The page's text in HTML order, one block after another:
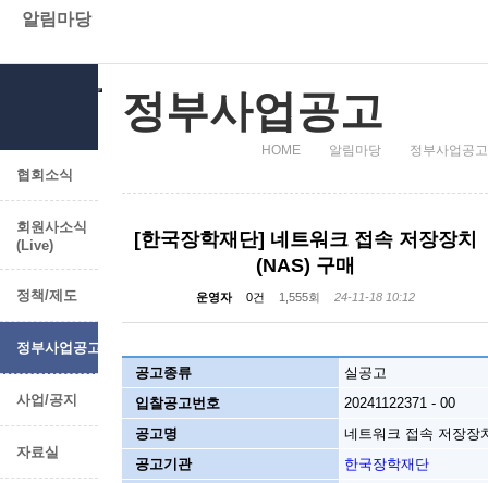
알림마당
정부사업공고
HOME 알림마당 정부사업공고
[한국장학재단] 네트워크 접속 저장장치
(NAS) 구매
운영자 0건 1,555회 24-11-18 10:12
공고종류
실공고
입찰공고번호
20241122371 - 00
공고명
네트워크 접속 저장장
공고기관
한국장학재단
알림마당
협회소식
회원사소식
(Live)
정책/제도
정부사업공고
사업/공지
자료실